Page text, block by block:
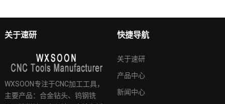
关于速研
WXSOON专注于CNC加工工具，
主要产品：合金钻头、钨钢铣
快捷导航
关于速研
产品中心
新闻中心